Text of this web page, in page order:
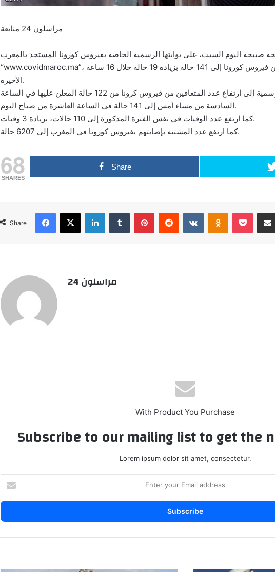
مراسلون 24 متابعة
صبيحة اليوم السبت، على بوابتها الرسمية الخاصة بفيروس كورونا المستجد بالمغرب
“www.covidmaroc.ma”، عن ارتفاع عدد المتعافين من فيروس كورونا إلى 141 حالة بزيادة 19 حالة خلال 16 ساعة
الأخيرة.
حيث أصارت المعطيات الرسمية إلى ارتفاع عدد المتعافين من فيروس كرونا من 122 حالة المعلن عليها في الساعة
السادسة من مساء أمس إلى 141 حالة في الساعة العاشرة من صباح اليوم.
كما ارتفع عدد الوفيات في نفس الفترة المذكورة إلى 110 حالات، بزيادة 3 وفيات.
كما ارتفع عدد المشتبه بإصابتهم بفيروس كورونا في المغرب إلى 6207 حالة.
68
SHARES
Share
Share
مراسلون 24
With Product You Purchase
Subscribe to our mailing list to get the
Lorem ipsum dolor sit amet, consectetur.
t
r
u